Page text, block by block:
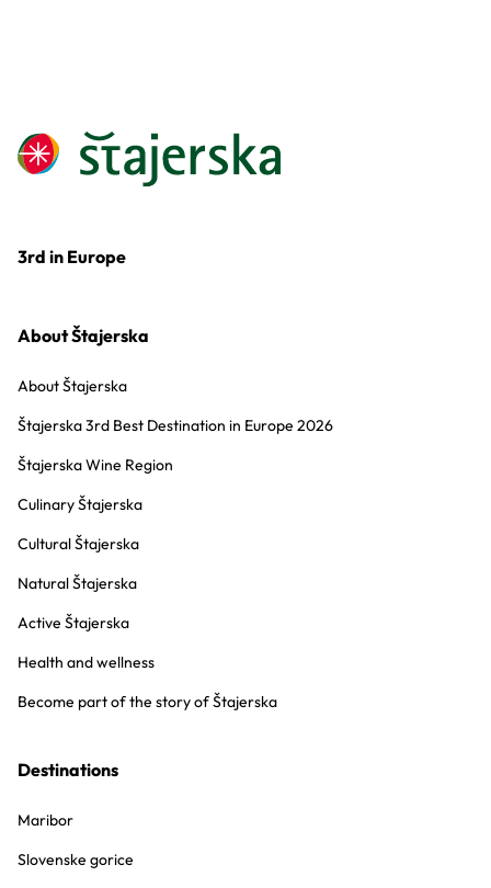
3rd in Europe
About Štajerska
About Štajerska
Štajerska 3rd Best Destination in Europe 2026
Štajerska Wine Region
Culinary Štajerska
Cultural Štajerska
Natural Štajerska
Active Štajerska
Health and wellness
Become part of the story of Štajerska
Destinations
Maribor
Slovenske gorice